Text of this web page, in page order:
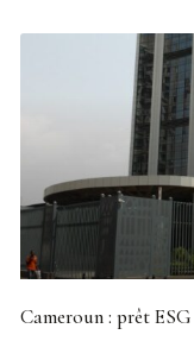
Cameroun : prêt